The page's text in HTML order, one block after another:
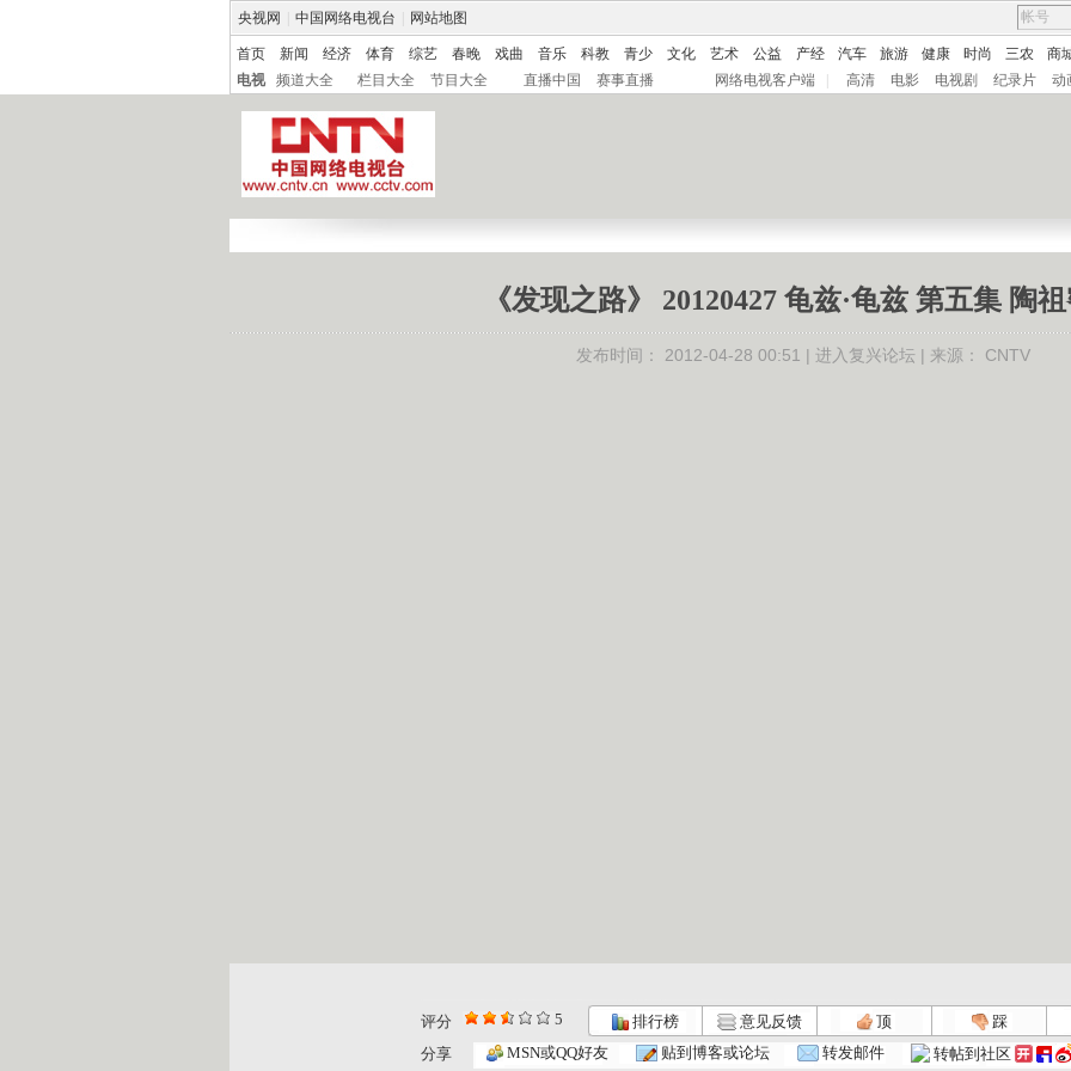
央视网 中国网络电视台 网站地图
首页 新闻 经济 体育 综艺 春晚 戏曲 音乐 科教 青少 文化 艺术 公益 产经 汽车 旅游 健康 时尚 三农
商
电视
频道大全 栏目大全 节目大全 直播中国 赛事直播 网络电视客户端 高清 电影 电视剧 纪录片 动
《发现之路》 20120427 龟兹·龟兹 第五集 陶
发布时间： 2012-04-28 00:51 | 进入复兴论坛 | 来源： CNTV
评分 5 排行榜 意见反馈 顶
踩
分享
MSN或QQ好友 贴到博客或论坛 转发邮件 转帖到社区